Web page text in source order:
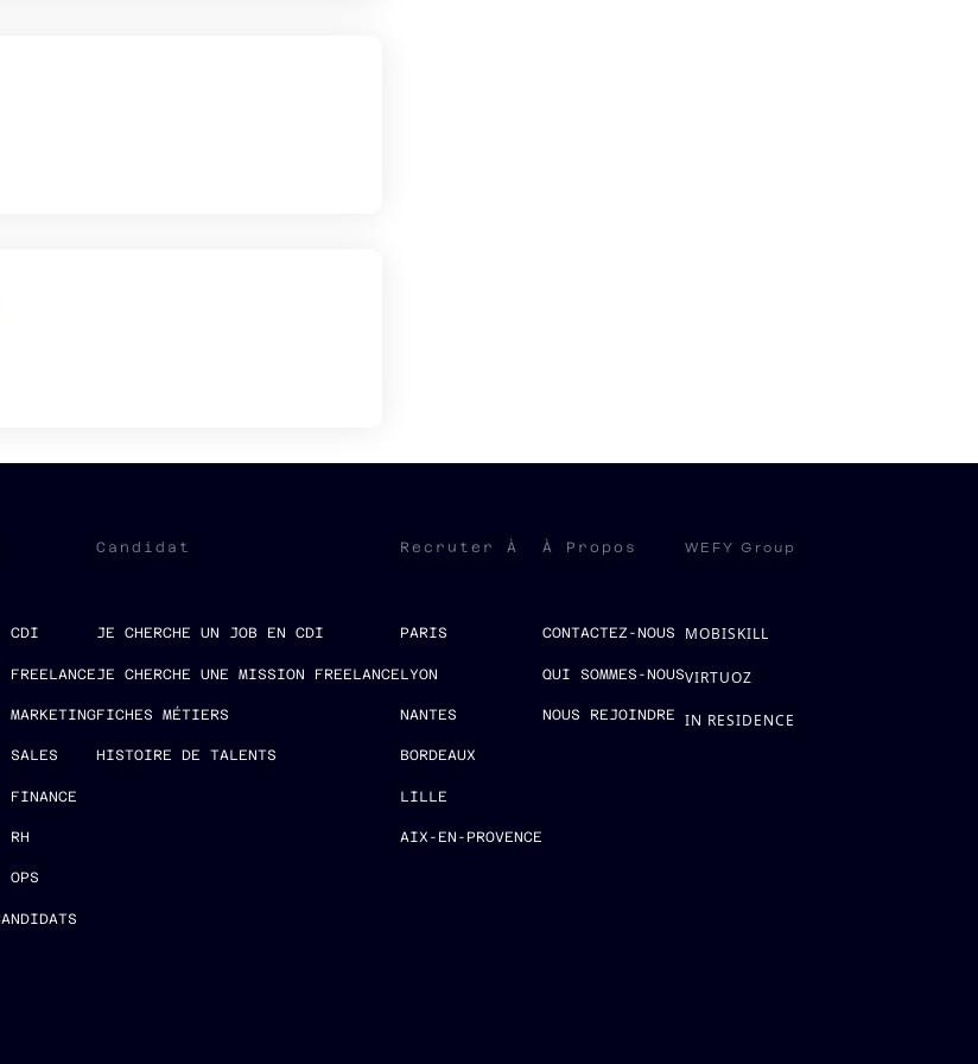
CDI
MARKETING
SALES
FINANCE
RH
OPS
Candidat
JE CHERCHE UN JOB EN CDI
JE CHERCHE UNE MISSION FREELANCE
FICHES MÉTIERS
HISTOIRE DE TALENTS
Recruter À
PARIS
LYON
NANTES
BORDEAUX
LILLE
AIX-EN-PROVENCE
À Propos
CONTACTEZ-NOUS
QUI SOMMES-NOUS
NOUS REJOINDRE
WEFY Group
MOBISKILL
VIRTUOZ
IN RESIDENCE